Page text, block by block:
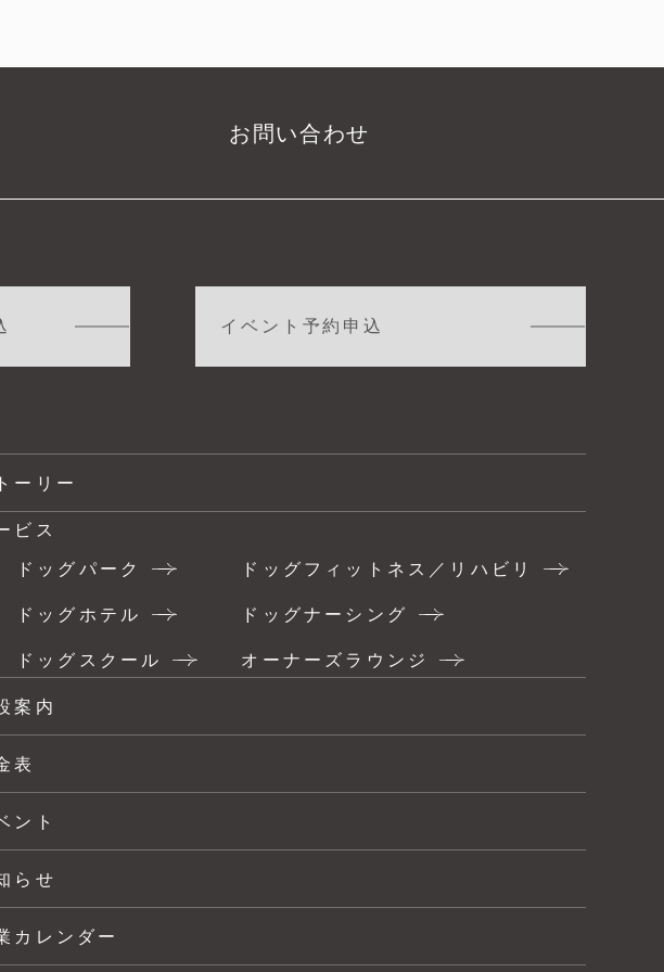
お問い合わせ
イベント予約申込
ーリー
ビス
ドッグパーク
ドッグホテル
ドッグスクール
ドッグフィットネス／リハビリ
ドッグナーシング
オーナーズラウンジ
案内
表
ント
らせ
カレンダー